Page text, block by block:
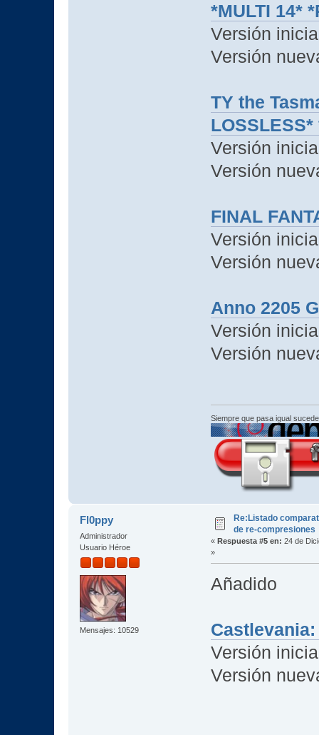
*MULTI 14*
Versión
Versión
TY the
LOSSLESS*
Versión
Versión
FINAL
Versión
Versión
Anno 2205
Versión
Versión
Siempre que pasa igual
Fl0ppy
Administrador
Usuario Héroe
Mensajes: 10529
Re:Listado
de re-compresiones
« Respuesta #5 en: 24 de
»
Añadido
Versión
Versión